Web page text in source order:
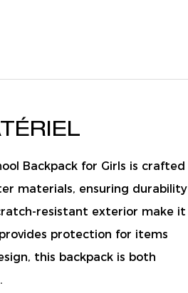
Backpack for Girls is crafted
materials, ensuring durability
resistant exterior make it
protection for items
this backpack is both